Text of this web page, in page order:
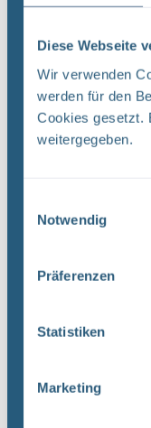
Diese Webseite
Wir verwenden
werden für den
Cookies gesetzt.
weitergegeben.
Notwendig
Präferenzen
Statistiken
Marketing
Sortieren
Forschungs-
BGE (PDF)
FORSCHUNG
umfassende
Dateityp: PDF |